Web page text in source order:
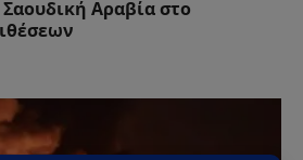
Αραβία στο